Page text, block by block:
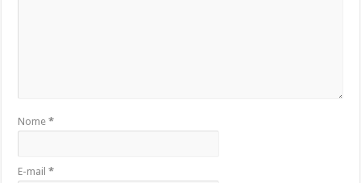
Nome*
E-mail*